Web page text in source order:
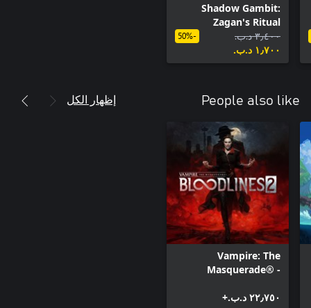
Shadow Gambit:
Zagan's Ritual
٣٫٤٠٠ د.ب.‏
١٫٧٠٠ د.ب.‏
-50%
People also like إظهار الكل
Vampire: The
Masquerade® -
٢٢٫٧٥٠ د.ب.‏+